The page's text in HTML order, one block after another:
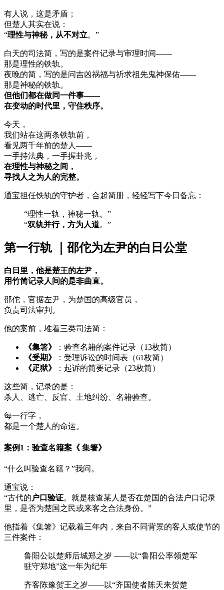
有人说，这是矛盾；
但楚人其实在说：
“理性与神秘，从不对立。”
白天的司法简，写的是案件记录与审理时间——
那是理性的铁轨。
夜晚的简，写的是问吉凶祸福与祈求祖先鬼神保佑——
那是神秘的铁轨。
但他们都在做同一件事——
在变动的时代里，守住秩序。
今天，
我们站在这两条铁轨前，
看见两千年前的楚人——
一手持法典，一手握卦兆，
在理性与神秘之间，
寻找人之为人的完整。
通宝担任铁轨的守护者，合起简册，轻轻写下今日备忘：
“理性一轨，神秘一轨。”
“双轨并行，方为人道。”
第一行轨 ｜邵佗为左尹的白日公堂
白日里，他是楚王的左尹，
用竹简记录人间的是非曲直。
邵佗，官据左尹，为楚国的高级官员，
负责司法审判。
他的案前，堆着三类司法简：
《集箸》
：验查名籍的案件记录（13枚简）
《受期》
：受理诉讼的时间表（61枚简）
《疋狱》
：起诉的简要记录（23枚简）
这些简，记录的是：
杀人、逃亡、反官、土地纠纷、名籍验查。
每一行字，
都是一个楚人的命运。
案例1：验查名籍案《 集箸》
“什么叫验查名籍？”我问。
通宝说：
“古代的 户口验证。就是核查某人是否在楚国的合法户口记录
里，是否为楚国之民或来客之合法身份。”
他指着《集箸》记载着三年内，来自不同背景的客人或使节的
三件案件：
鲁阳公以楚师后城郑之岁 ——以“鲁阳公率领楚军
驻守郑地”这一年为纪年
齐客陈豫贺王之岁——以“齐国使者陈天来贺楚